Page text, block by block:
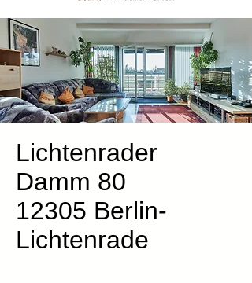
Lichtenrader
Damm 80
12305 Berlin-
Lichtenrade